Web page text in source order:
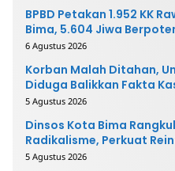
BPBD Petakan 1.952 KK
Bima, 5.604 Jiwa
6 Agustus 2026
Korban Malah Ditahan,
Diduga Balikkan Fakta
5 Agustus 2026
Dinsos Kota Bima
Radikalisme, Perkuat
5 Agustus 2026